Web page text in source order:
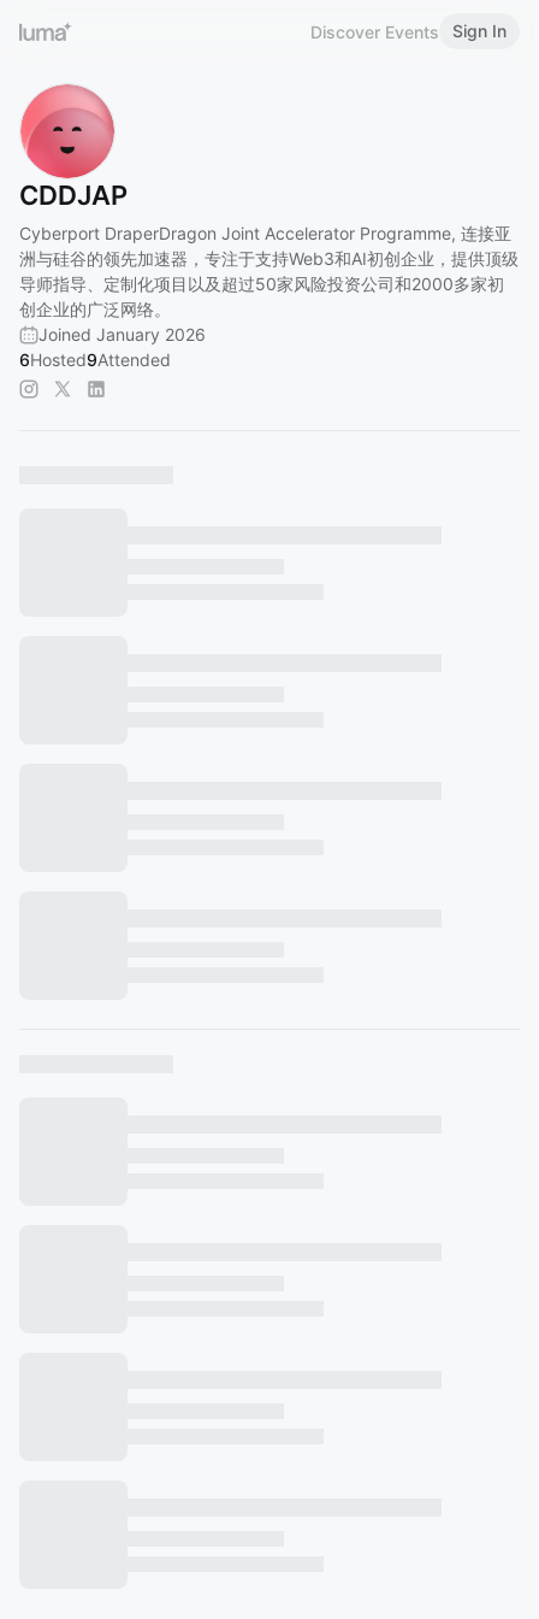
Discover Events Sign In
CDDJAP
Cyberport DraperDragon Joint Accelerator Programme, 连接亚
洲与硅谷的领先加速器，专注于支持Web3和AI初创企业，提供顶级
导师指导、定制化项目以及超过50家风险投资公司和2000多家初
创企业的广泛网络。
Joined January 2026
6Hosted9Attended